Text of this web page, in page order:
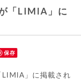
「LIMIA」に
保存
LIMIA」に掲載され